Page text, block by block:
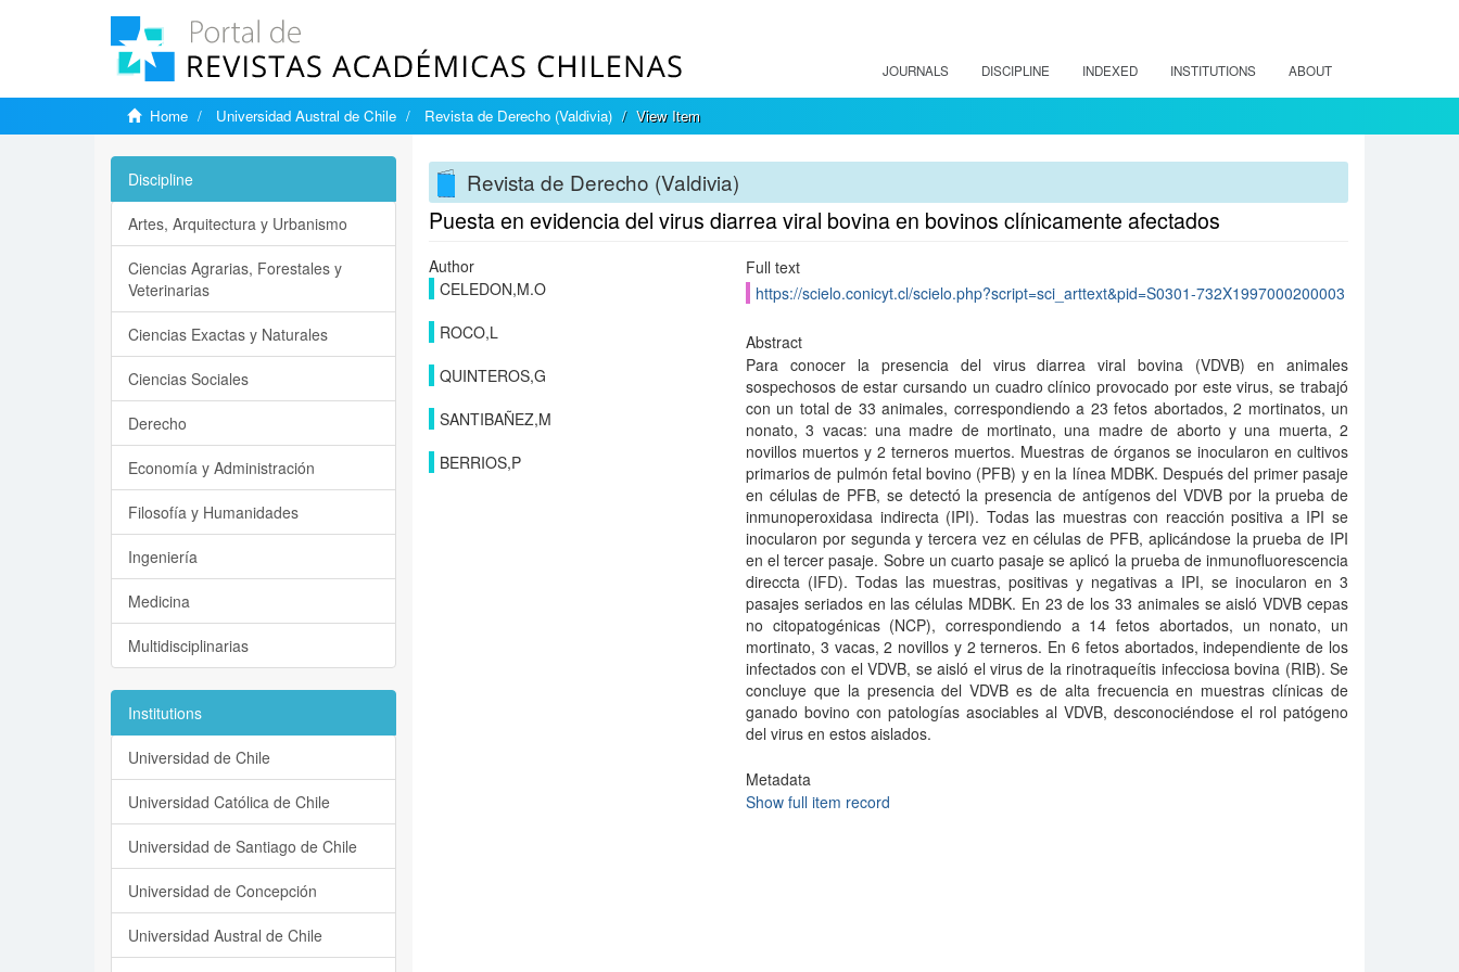
JOURNALS DISCIPLINE INDEXED INSTITUTIONS ABOUT
Home Universidad Austral de Chile Revista de Derecho (Valdivia) View Item
Revista de Derecho (Valdivia)
Puesta en evidencia del virus diarrea viral bovina en bovinos clínicamente afectados
Author
CELEDON,M.O
ROCO,L
QUINTEROS,G
SANTIBAÑEZ,M
BERRIOS,P
Full text
https://scielo.conicyt.cl/scielo.php?script=sci_arttext&pid=S0301-732X1997000200003
Abstract
Para conocer la presencia del virus diarrea viral bovina (VDVB) en animales
sospechosos de estar cursando un cuadro clínico provocado por este virus, se trabajó
con un total de 33 animales, correspondiendo a 23 fetos abortados, 2 mortinatos, un
nonato, 3 vacas: una madre de mortinato, una madre de aborto y una muerta, 2
novillos muertos y 2 terneros muertos. Muestras de órganos se inocularon en cultivos
primarios de pulmón fetal bovino (PFB) y en la línea MDBK. Después del primer pasaje
en células de PFB, se detectó la presencia de antígenos del VDVB por la prueba de
inmunoperoxidasa indirecta (IPI). Todas las muestras con reacción positiva a IPI se
inocularon por segunda y tercera vez en células de PFB, aplicándose la prueba de IPI
en el tercer pasaje. Sobre un cuarto pasaje se aplicó la prueba de inmunofluorescencia
direccta (IFD). Todas las muestras, positivas y negativas a IPI, se inocularon en 3
pasajes seriados en las células MDBK. En 23 de los 33 animales se aisló VDVB cepas
no citopatogénicas (NCP), correspondiendo a 14 fetos abortados, un nonato, un
mortinato, 3 vacas, 2 novillos y 2 terneros. En 6 fetos abortados, independiente de los
infectados con el VDVB, se aisló el virus de la rinotraqueítis infecciosa bovina (RIB). Se
concluye que la presencia del VDVB es de alta frecuencia en muestras clínicas de
ganado bovino con patologías asociables al VDVB, desconociéndose el rol patógeno
del virus en estos aislados.
Metadata
Show full item record
Discipline
Artes, Arquitectura y Urbanismo
Ciencias Agrarias, Forestales y
Veterinarias
Ciencias Exactas y Naturales
Ciencias Sociales
Derecho
Economía y Administración
Filosofía y Humanidades
Ingeniería
Medicina
Multidisciplinarias
Institutions
Universidad de Chile
Universidad Católica de Chile
Universidad de Santiago de Chile
Universidad de Concepción
Universidad Austral de Chile